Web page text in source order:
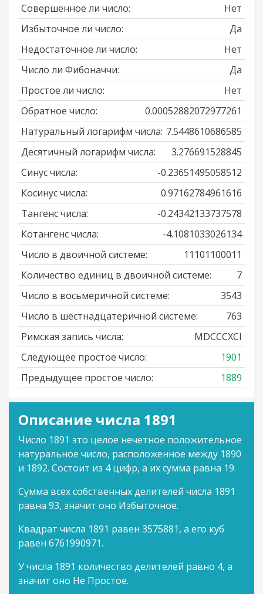
Совершенное ли число:
Нет
Избыточное ли число:
Да
Недостаточное ли число:
Нет
Число ли Фибоначчи:
Да
Простое ли число:
Нет
Обратное число:
0.00052882072977261
Натуральный логарифм числа: 7.5448610686585
Десятичный логарифм числа:
3.276691528845
Синус числа:
-0.23651495058512
Косинус числа:
0.97162784961616
Тангенс числа:
-0.24342133737578
Котангенс числа:
-4.1081033026134
Число в двоичной системе:
11101100011
Количество единиц в двоичной системе:
7
Число в восьмеричной системе:
3543
Число в шестнадцатеричной системе:
763
Римская запись числа:
MDCCCXCI
Следующее простое число:
1901
Предыдущее простое число:
1889
Описание числа 1891
Число 1891 это целое нечетное положительное
натуральное число, расположенное между 1890
и 1892. Состоит из 4 цифр, а их сумма равна 19.
Сумма всех собственных делителей числа 1891
равна 93, значит оно Избыточное.
Квадрат числа 1891 равен 3575881, а его куб
равен 6761990971.
У числа 1891 количество делителей равно 4, а
значит оно Не Простое.